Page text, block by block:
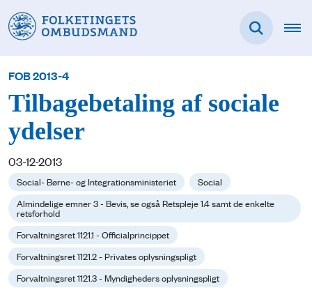
FOB 2013-4
Tilbagebetaling af sociale
ydelser
03-12-2013
Social- Børne- og Integrationsministeriet
Social
Almindelige emner 3 - Bevis, se også Retspleje 1.4 samt de enkelte
retsforhold
Forvaltningsret 1121.1 - Officialprincippet
Forvaltningsret 1121.2 - Privates oplysningspligt
Forvaltningsret 1121.3 - Myndigheders oplysningspligt